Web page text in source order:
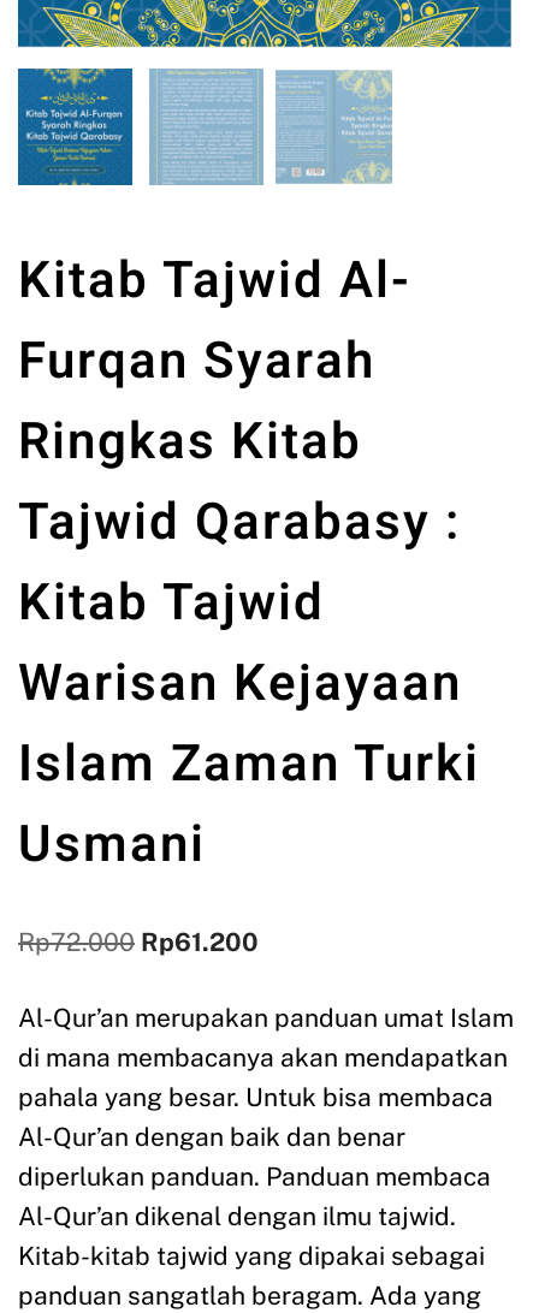
Kitab Tajwid Al-
Furqan Syarah
Ringkas Kitab
Tajwid Qarabasy :
Kitab Tajwid
Warisan Kejayaan
Islam Zaman Turki
Usmani
Rp72.000 Rp61.200
Al-Qur’an merupakan panduan umat Islam
di mana membacanya akan mendapatkan
pahala yang besar. Untuk bisa membaca
Al-Qur’an dengan baik dan benar
diperlukan panduan. Panduan membaca
Al-Qur’an dikenal dengan ilmu tajwid.
Kitab-kitab tajwid yang dipakai sebagai
panduan sangatlah beragam. Ada yang